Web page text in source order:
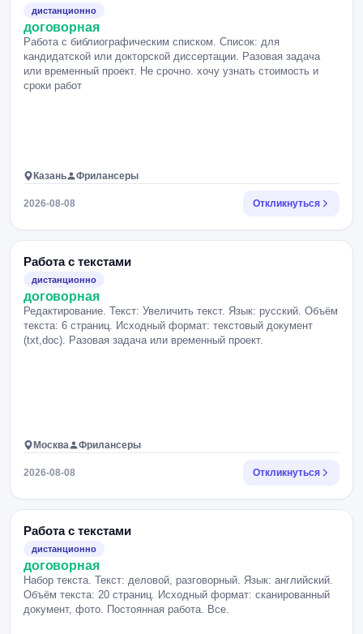
дистанционно
договорная
Работа с библиографическим списком. Список: для
кандидатской или докторской диссертации. Разовая задача
или временный проект. Не срочно. хочу узнать стоимость и
сроки работ
Казань Фрилансеры
2026-08-08 Откликнуться
Работа с текстами
дистанционно
договорная
Редактирование. Текст: Увеличить текст. Язык: русский. Объём
текста: 6 страниц. Исходный формат: текстовый документ
(txt,doc). Разовая задача или временный проект.
Москва Фрилансеры
2026-08-08 Откликнуться
Работа с текстами
дистанционно
договорная
Набор текста. Текст: деловой, разговорный. Язык: английский.
Объём текста: 20 страниц. Исходный формат: сканированный
документ, фото. Постоянная работа. Все.